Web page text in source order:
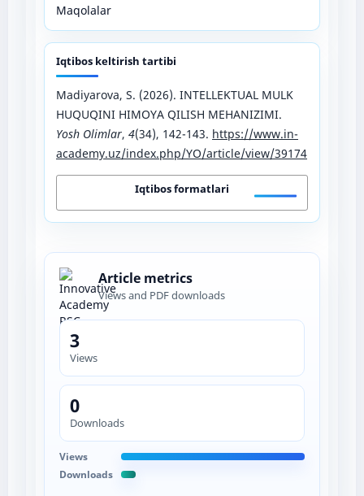
Maqolalar
Iqtibos keltirish tartibi
Madiyarova, S. (2026). INTELLEKTUAL MULK
HUQUQINI HIMOYA QILISH MEHANIZIMI.
Yosh Olimlar, 4(34), 142-143. https://www.in-
academy.uz/index.php/YO/article/view/39174
Iqtibos formatlari
Article metrics
Views and PDF downloads
3
Views
0
Downloads
Views
Downloads